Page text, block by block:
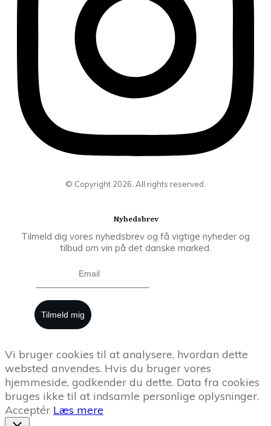
© Copyright 2026 . All rights reserved.
Nyhedsbrev
Tilmeld dig vores nyhedsbrev og få vigtige nyheder og
tilbud om vin på det danske marked.
Tilmeld mig
Vi bruger cookies til at analysere, hvordan dette
websted anvendes. Hvis du bruger vores
hjemmeside, godkender du dette. Data fra cookies
bruges ikke til at indsamle personlige oplysninger.
Acceptér Læs mere